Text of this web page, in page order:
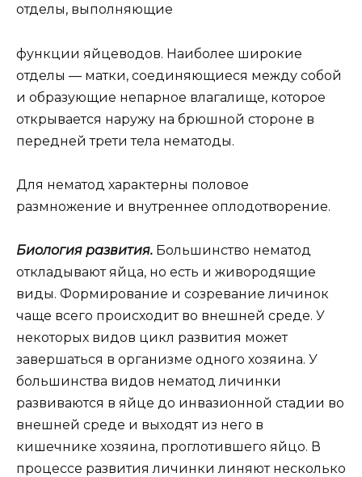
отделы, выполняющие
функции яйцеводов. Наиболее широкие
отделы — матки, соединяющиеся между собой
и образующие непарное влагалище, которое
открывается наружу на брюшной стороне в
передней трети тела нематоды.
Для нематод характерны половое
размножение и внутреннее оплодотворение.
Биология развития. Большинство нематод
откладывают яйца, но есть и живородящие
виды. Формирование и созревание личинок
чаще всего происходит во внешней среде. У
некоторых видов цикл развития может
завершаться в организме одного хозяина. У
большинства видов нематод личинки
развиваются в яйце до инвазионной стадии во
внешней среде и выходят из него в
кишечнике хозяина, проглотившего яйцо. В
процессе развития личинки линяют несколько